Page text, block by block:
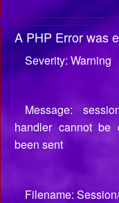
A PHP Error was
Severity: Warning
Message:
handler cannot be
been sent
Filename: